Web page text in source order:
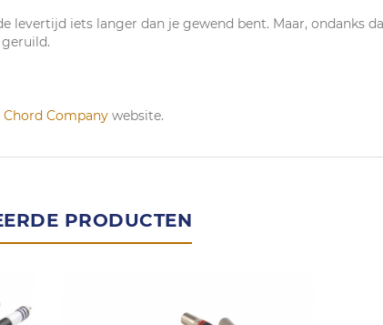
levertijd iets langer dan je gewend bent. Maar, ondanks
Chord Company website.
PRODUCTEN